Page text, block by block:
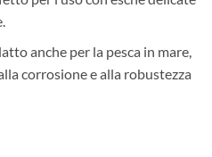
anche per la pesca in mare,
corrosione e alla robustezza